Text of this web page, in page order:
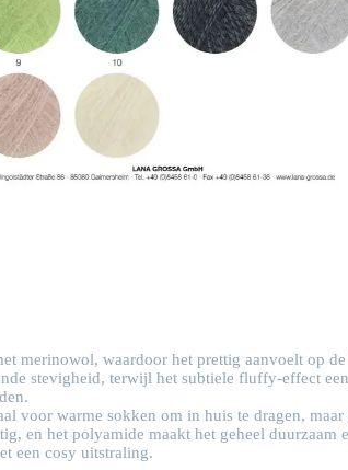
merinowol, waardoor het prettig aanvoelt op
stevigheid, terwijl het subtiele fluffy-effect
voor warme sokken om in huis te dragen,
en het polyamide maakt het geheel
een cosy uitstraling.